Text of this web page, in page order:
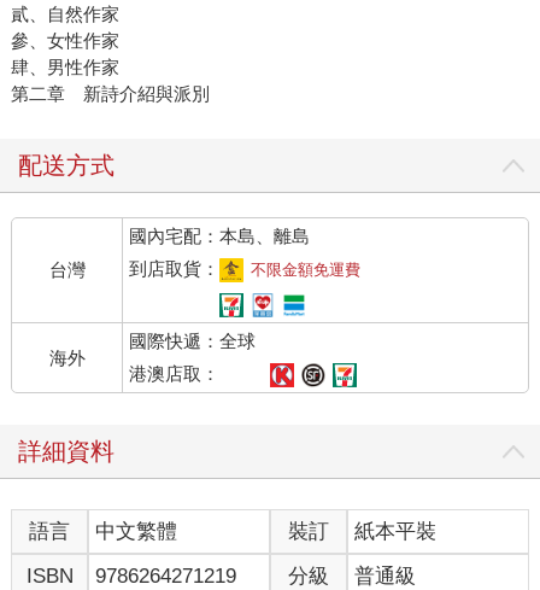
貳、自然作家
參、女性作家
肆、男性作家
第二章 新詩介紹與派別
配送方式
台灣
國內宅配：本島、離島
到店取貨：
不限金額免運費
海外
國際快遞：全球
港澳店取：
詳細資料
語言 中文繁體 裝訂
紙本平裝
ISBN
9786264271219 分級 普通級